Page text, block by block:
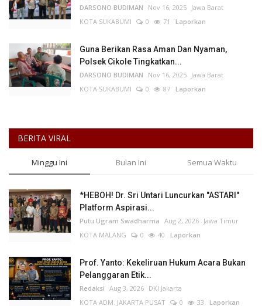
DARSONO BUDIMAN Nov 16, 2025 Jawa Barat
KOTA SUKABUMI
0 71 Laporkan
Guna Berikan Rasa Aman Dan Nyaman,
Polsek Cikole Tingkatkan...
DARSONO BUDIMAN Nov 16, 2025 Jawa Barat
KOTA SUKABUMI
0 87 Laporkan
BERITA VIRAL
Minggu Ini Bulan Ini Semua Waktu
*HEBOH! Dr. Sri Untari Luncurkan "ASTARI"
Platform Aspirasi...
Putu Ugram Swadharma Aug 2, 2026 Jawa Timur
KOTA MALANG
0 40 Laporkan
Prof. Yanto: Kekeliruan Hukum Acara Bukan
Pelanggaran Etik...
Redaksi Aug 3, 2026 DKI Jakarta
KOTA ADM. JAKARTA PUSAT
0 33 Laporkan